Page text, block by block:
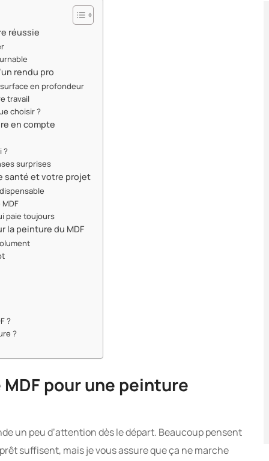
réussie
rendu pro
en profondeur
travail
choisir ?
en compte
?
surprises
santé et votre projet
paie toujours
la peinture du MDF
?
?
pour une peinture
un peu d’attention dès le départ. Beaucoup pensent
suffisent, mais je vous assure que ça ne marche